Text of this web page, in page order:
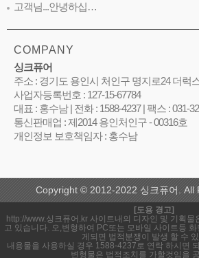
고객님...안녕하십…
COMPANY
싱크퓨어
주소 : 경기도 용인시 처인구 명지로24 더럭
사업자등록번호 : 127-15-67784
대표 : 홍수남 | 전화 : 1588-4237 | 팩스 : 031-
통신판매업 : 제2014 용인처인구 - 00316호
개인정보 보호책임자 : 홍수남
Copyright © 2012-2022 싱크퓨어. All
[도용 경고]
http://www.싱크퓨어.kr 사이트내의 디자인 및 기획물
고 있습니다. 오,변형하여 PC또는 모바일 사이트등
게되면 법적분쟁이 발생 할 수 있
내용물을 사용하실 경우 1588-4237로 연락 하시면
변형물은 법적조치를 가할것임을